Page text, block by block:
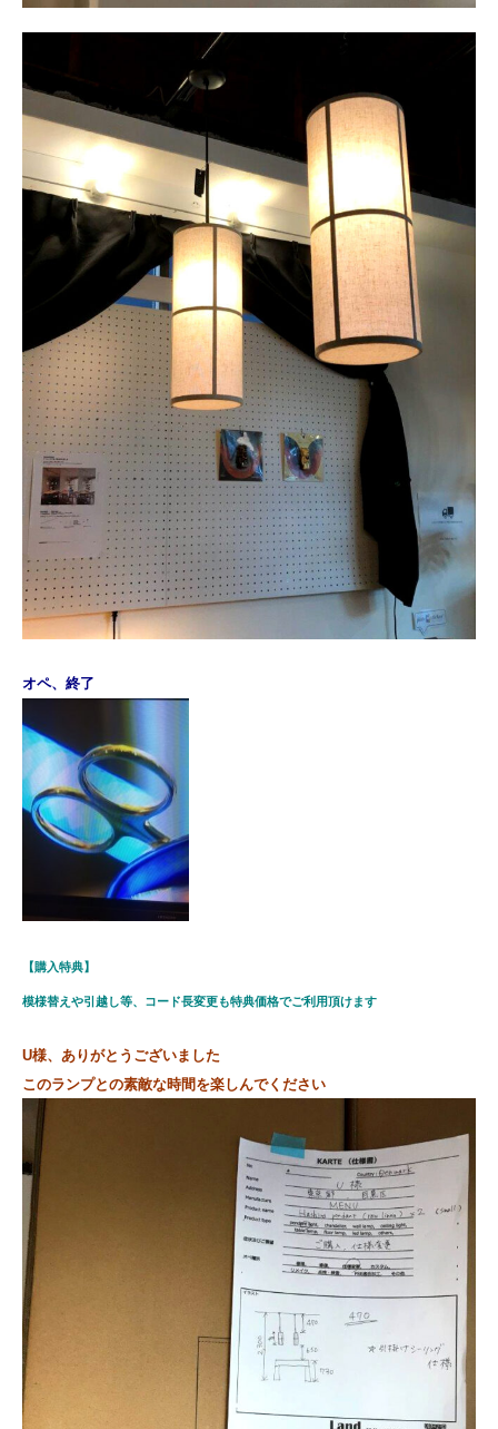
オペ、終了
【購入特典】
模様替えや引越し等、コード長変更も特典価格でご利用頂けます
U様、ありがとうございました
このランプとの素敵な時間を楽しんでください